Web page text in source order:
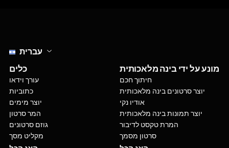
עברית
כלים
עורך וידאו
כתוביות
יוצר מימים
המר סרטון
גוזם סרטונים
מקליט מסך
מונע על ידי בינה מלאכותית
חיתוך חכם
יוצר סרטונים בינה מלאכותית
אודיו נקי
יוצר תמונות בינה מלאכותית
המרת טקסט לדיבור
סרטון מסמך